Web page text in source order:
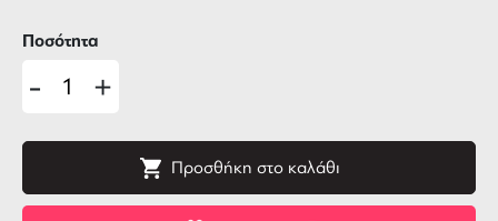
Ποσότητα
- +
Προσθήκη στο καλάθι